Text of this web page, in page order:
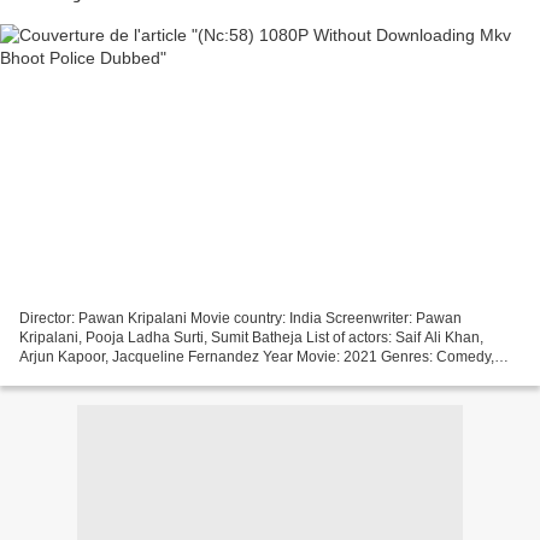
Director: Pawan Kripalani Movie country: India Screenwriter: Pawan
Kripalani, Pooja Ladha Surti, Sumit Batheja List of actors: Saif Ali Khan,
Arjun Kapoor, Jacqueline Fernandez Year Movie: 2021 Genres: Comedy,